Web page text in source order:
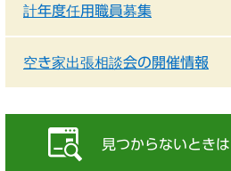
計年度任用職員募集
空き家出張相談会の開催情報
見つからないときは